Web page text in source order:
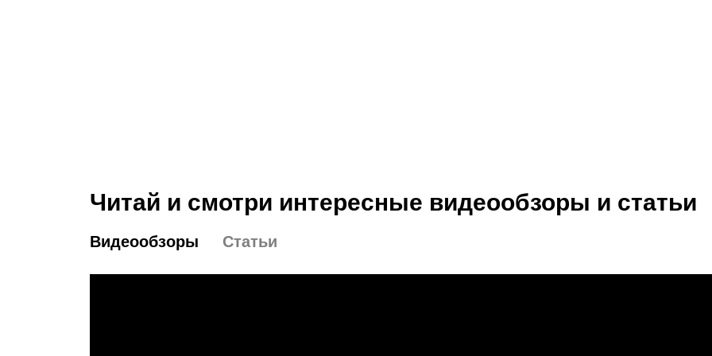
Читай и смотри интересные видеообзоры и статьи
Видеообзоры Статьи